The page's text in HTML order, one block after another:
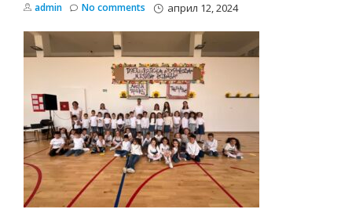
admin април 12, 2024
No comments